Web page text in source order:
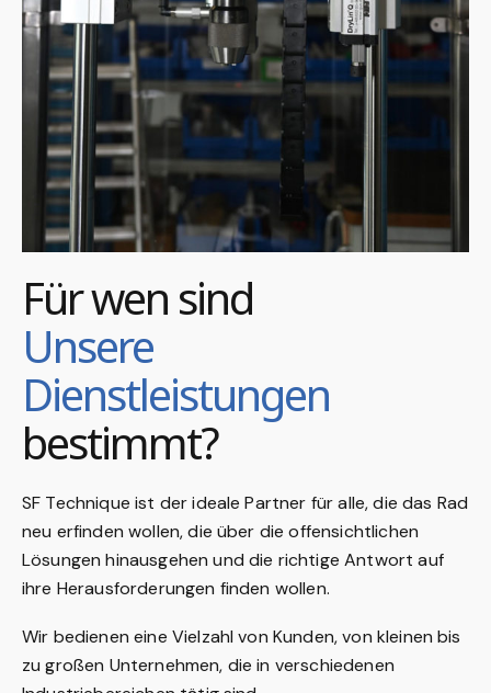
Für wen sind
Unsere
Dienstleistungen
bestimmt?
SF Technique ist der ideale Partner für alle, die das Rad
neu erfinden wollen, die über die offensichtlichen
Lösungen hinausgehen und die richtige Antwort auf
ihre Herausforderungen finden wollen.
Wir bedienen eine Vielzahl von Kunden, von kleinen bis
zu großen Unternehmen, die in verschiedenen